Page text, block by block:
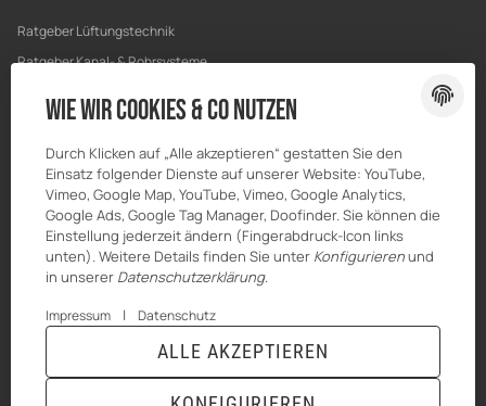
Ratgeber Lüftungstechnik
Ratgeber Kanal- & Rohrsysteme
Ratgeber Bau & Trockenbau
* Alle Preise inkl. gesetzlicher USt., zzgl.
Wie wir Cookies & Co nutzen
Durch Klicken auf „Alle akzeptieren“ gestatten Sie den
Einsatz folgender Dienste auf unserer Website: YouTube,
Vimeo, Google Map, YouTube, Vimeo, Google Analytics,
Google Ads, Google Tag Manager, Doofinder. Sie können die
Einstellung jederzeit ändern (Fingerabdruck-Icon links
unten). Weitere Details finden Sie unter Konfigurierenund
in unserer Datenschutzerklärung.
Impressum | Datenschutz
ALLE AKZEPTIEREN